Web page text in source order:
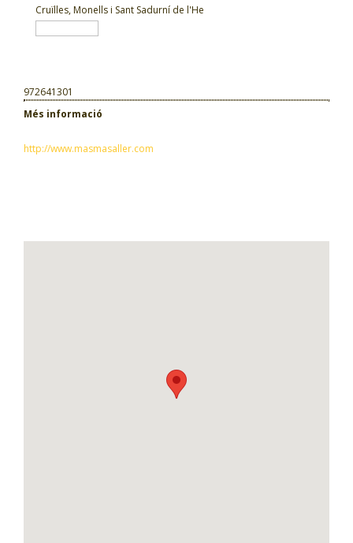
Cruïlles, Monells i Sant Sadurní de l'He
972641301
Més informació
http://www.masmasaller.com